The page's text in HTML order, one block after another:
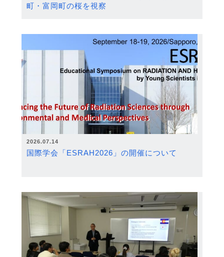
町・富岡町の桜を視察
2026.07.14
国際学会「ESRAH2026」の開催について